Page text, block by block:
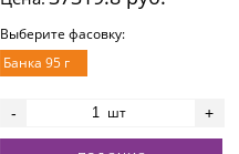
Выберите фасовку:
Банка 95 г
- шт +